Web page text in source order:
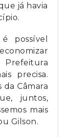
já havia
possível
precisa.
Câmara
juntos,
mais
Gilson.